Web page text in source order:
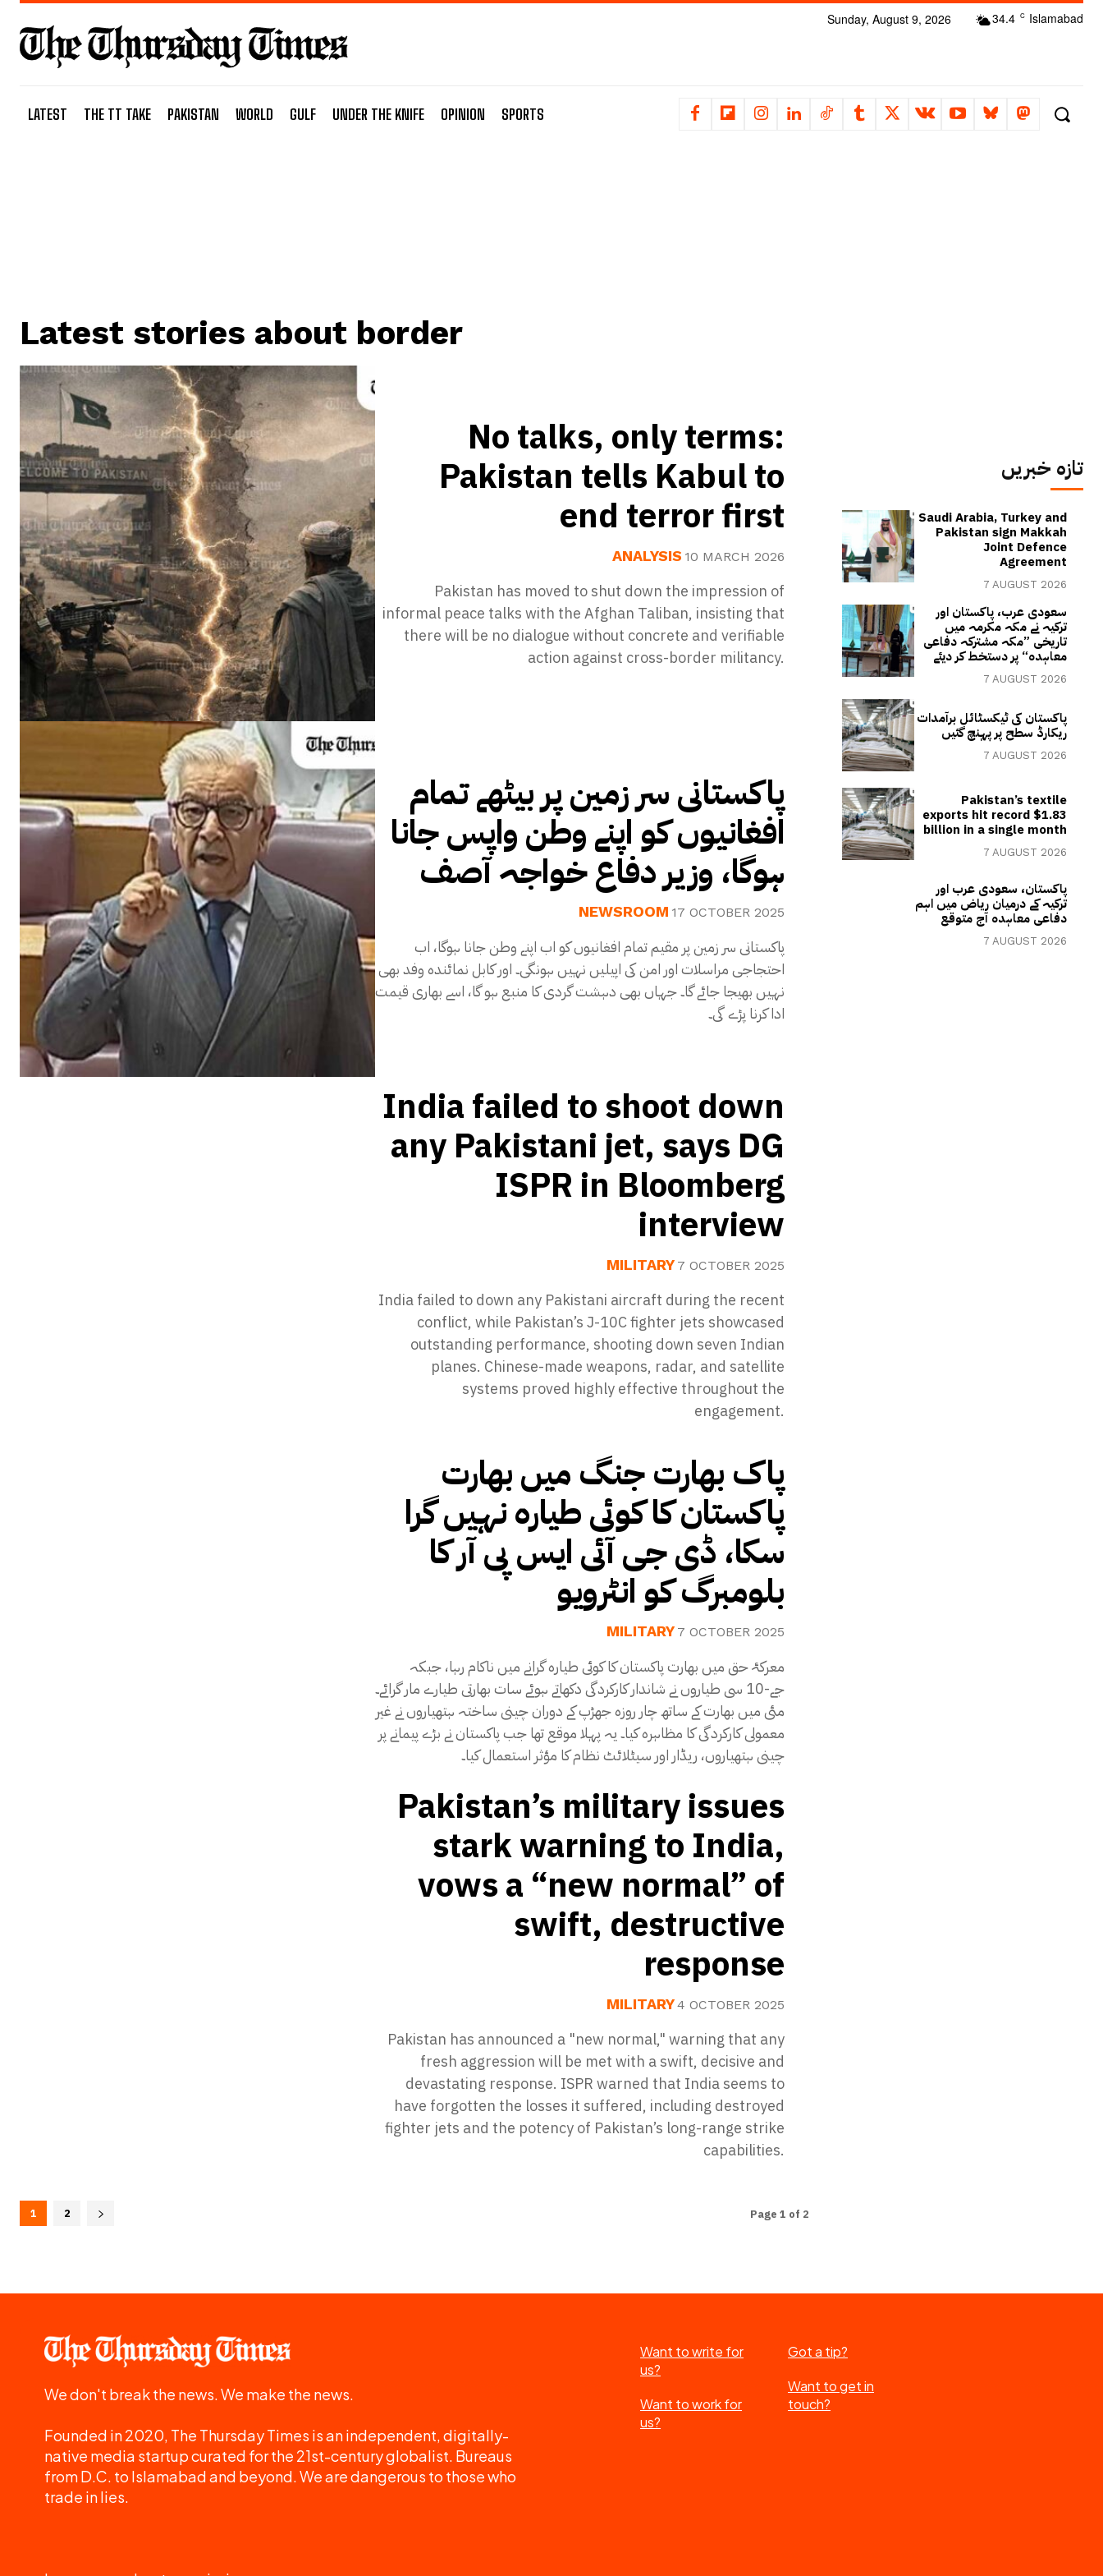
34.4 C Islamabad
Sunday, August 9, 2026
LATEST THE TT TAKE PAKISTAN WORLD GULF UNDER THE KNIFE OPINION SPORTS
Latest stories about border
No talks, only terms:
Pakistan tells Kabul to
end terror first
ANALYSIS 10 MARCH 2026
Pakistan has moved to shut down the impression of
informal peace talks with the Afghan Taliban, insisting that
there will be no dialogue without concrete and verifiable
action against cross-border militancy.
پاکستانی سر زمین پر بیٹھے تمام
افغانیوں کو اپنے وطن واپس جانا
ہوگا، وزیر دفاع خواجہ آصف
NEWSROOM 17 OCTOBER 2025
پاکستانی سر زمین پر مقیم تمام افغانیوں کو اب اپنے وطن جانا ہوگا، اب
احتجاجی مراسلات اور امن کی اپیلیں نہیں ہونگی۔ اور کابل نمائندہ وفد بھی
نہیں بھیجا جائے گا۔ جہاں بھی دہشت گردی کا منبع ہو گا، اسے بھاری قیمت
ادا کرنا پڑے گی۔
India failed to shoot down
any Pakistani jet, says DG
ISPR in Bloomberg
interview
MILITARY 7 OCTOBER 2025
India failed to down any Pakistani aircraft during the recent
conflict, while Pakistan’s J-10C fighter jets showcased
outstanding performance, shooting down seven Indian
planes. Chinese-made weapons, radar, and satellite
systems proved highly effective throughout the
engagement.
پاک بھارت جنگ میں بھارت
پاکستان کا کوئی طیارہ نہیں گرا
سکا، ڈی جی آئی ایس پی آر کا
بلومبرگ کو انٹرویو
MILITARY 7 OCTOBER 2025
معرکۂ حق میں بھارت پاکستان کا کوئی طیارہ گرانے میں ناکام رہا، جبکہ
جے-10 سی طیاروں نے شاندار کارکردگی دکھاتے ہوئے سات بھارتی طیارے مار گرائے۔
مئی میں بھارت کے ساتھ چار روزہ جھڑپ کے دوران چینی ساختہ ہتھیاروں نے غیر
معمولی کارکردگی کا مظاہرہ کیا۔ یہ پہلا موقع تھا جب پاکستان نے بڑے پیمانے پر
چینی ہتھیاروں، ریڈار اور سیٹلائٹ نظام کا مؤثر استعمال کیا۔
Pakistan’s military issues
stark warning to India,
vows a “new normal” of
swift, destructive
response
MILITARY4 OCTOBER 2025
Pakistan has announced a "new normal," warning that any
fresh aggression will be met with a swift, decisive and
devastating response. ISPR warned that India seems to
have forgotten the losses it suffered, including destroyed
fighter jets and the potency of Pakistan’s long-range strike
capabilities.
1 2 Page 1 of 2
تازہ خبریں
Saudi Arabia, Turkey and
Pakistan sign Makkah
Joint Defence
Agreement
7 AUGUST 2026
سعودی عرب، پاکستان اور
ترکیہ نے مکہ مکرمہ میں
تاریخی ”مکہ مشترکہ دفاعی
معاہدہ“ پر دستخط کر دیئے
7 AUGUST 2026
پاکستان کی ٹیکسٹائل برآمدات
ریکارڈ سطح پر پہنچ گئیں
7 AUGUST 2026
Pakistan’s textile
exports hit record $1.83
billion in a single month
7 AUGUST 2026
پاکستان، سعودی عرب اور
ترکیہ کے درمیان ریاض میں اہم
دفاعی معاہدہ آج متوقع
7 AUGUST 2026
We don't break the news. We make the news.
Founded in 2020, The Thursday Times is an independent, digitally-
native media startup curated for the 21st-century globalist. Bureaus
from D.C. to Islamabad and beyond. We are dangerous to those who
trade in lies.
Want to write for
us?
Want to work for
us?
Got a tip?
Want to get in
touch?